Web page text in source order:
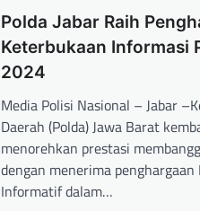
Polda Jabar Raih
Keterbukaan Informasi
2024
Media Polisi Nasional – Jabar
Daerah (Polda) Jawa Barat
menorehkan prestasi
dengan menerima penghargaan
Informatif dalam…